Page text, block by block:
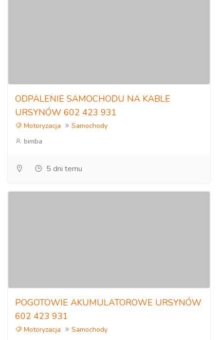
ODPALENIE SAMOCHODU NA KABLE
URSYNÓW 602 423 931
Motoryzacja
Samochody
bimba
5 dni temu
POGOTOWIE AKUMULATOROWE URSYNÓW
602 423 931
Motoryzacja
Samochody